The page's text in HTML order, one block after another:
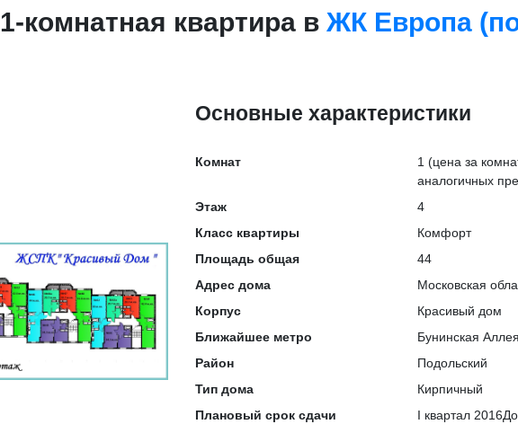
1-комнатная квартира в ЖК Европа
Основные характеристики
Комнат 1 (цена за
аналогичных
Этаж
4
Класс квартиры
Комфорт
Площадь общая
44
Адрес дома
Московская
Корпус
Красивый дом
Ближайшее метро
Бунинская Аллея
Район
Подольский
Тип дома
Кирпичный
Плановый срок сдачи
I квартал 2016